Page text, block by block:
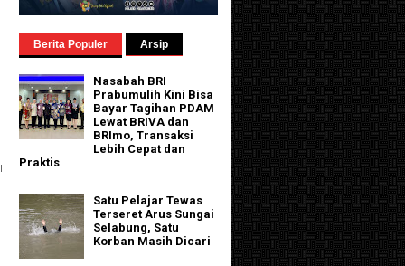
Berita Populer Arsip
Nasabah BRI
Prabumulih Kini Bisa
Bayar Tagihan PDAM
Lewat BRIVA dan
BRImo, Transaksi
Lebih Cepat dan
Praktis
Satu Pelajar Tewas
Terseret Arus Sungai
Selabung, Satu
Korban Masih Dicari